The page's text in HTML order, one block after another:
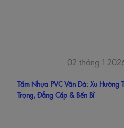
02 tháng 1
Tấm Nhựa PVC Vân Đá: Xu Hướng
Trọng, Đẳng Cấp & Bền Bỉ